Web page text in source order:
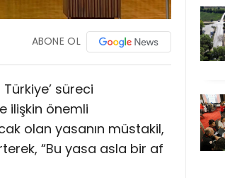
ABONE OL
süreci
ilişkin önemli
olan yasanın müstakil,
“Bu yasa asla bir af